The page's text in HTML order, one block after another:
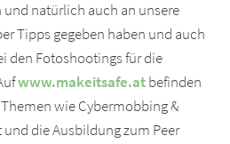
und natürlich auch an unsere
Tipps gegeben haben und auch
den Fotoshootings für die
www.makeitsafe.atbefinden
wie Cybermobbing &
und die Ausbildung zum Peer